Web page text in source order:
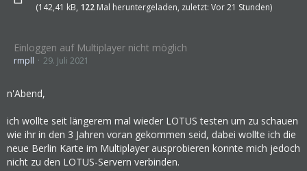
(142,41 kB, 122 Mal heruntergeladen, zuletzt: Vor 21 Stunden)
Einloggen auf Multiplayer nicht möglich
rmpll 29. Juli 2021
n'Abend,
ich wollte seit längerem mal wieder LOTUS testen um zu schauen
wie ihr in den 3 Jahren voran gekommen seid, dabei wollte ich die
neue Berlin Karte im Multiplayer ausprobieren konnte mich jedoch
nicht zu den LOTUS-Servern verbinden.